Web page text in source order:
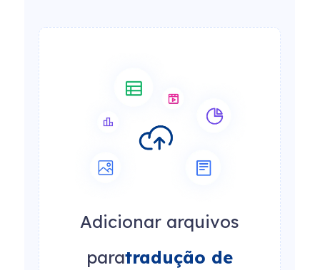
Adicionar arquivos
paratradução de